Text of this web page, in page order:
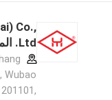
Co.,
Ltd. الملف الشركة المصنعة
Wubao